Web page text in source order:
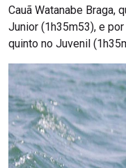
Cauã Watanabe Braga,
Junior (1h35m53), e
quinto no Juvenil